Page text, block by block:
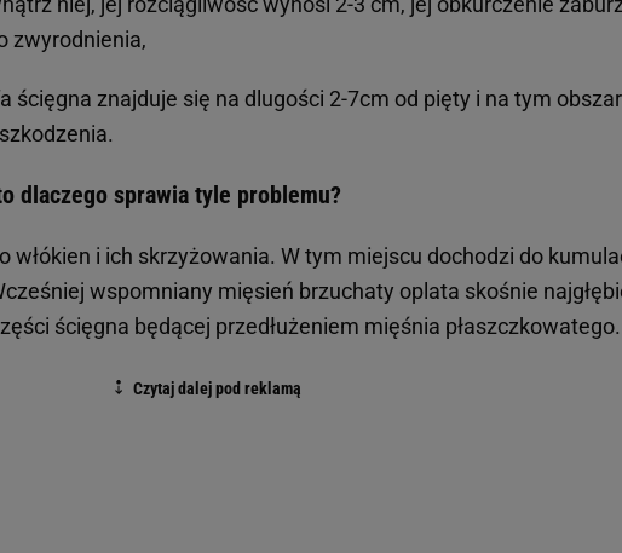
zwyrodnienia,
ścięgna znajduje się na dlugości 2-7cm od pięty i na tym
dlaczego sprawia tyle problemu?
włókien i ich skrzyżowania. W tym miejscu dochodzi do
wspomniany mięsień brzuchaty oplata skośnie
ścięgna będącej przedłużeniem mięśnia płaszczkowatego.